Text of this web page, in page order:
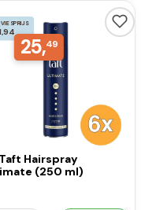
25,49
Hairspray
(250 ml)